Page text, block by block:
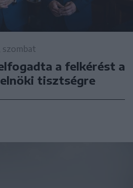
szombat
a felkérést a
tisztségre